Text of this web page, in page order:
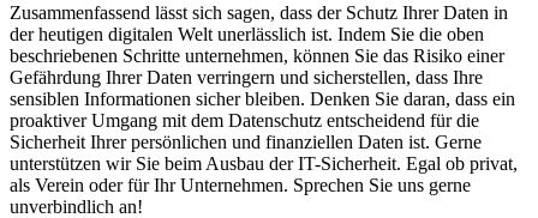
Zusammenfassend lässt sich sagen, dass der Schutz Ihrer Daten in
der heutigen digitalen Welt unerlässlich ist. Indem Sie die oben
beschriebenen Schritte unternehmen, können Sie das Risiko einer
Gefährdung Ihrer Daten verringern und sicherstellen, dass Ihre
sensiblen Informationen sicher bleiben. Denken Sie daran, dass ein
proaktiver Umgang mit dem Datenschutz entscheidend für die
Sicherheit Ihrer persönlichen und finanziellen Daten ist. Gerne
unterstützen wir Sie beim Ausbau der IT-Sicherheit. Egal ob privat,
als Verein oder für Ihr Unternehmen. Sprechen Sie uns gerne
unverbindlich an!